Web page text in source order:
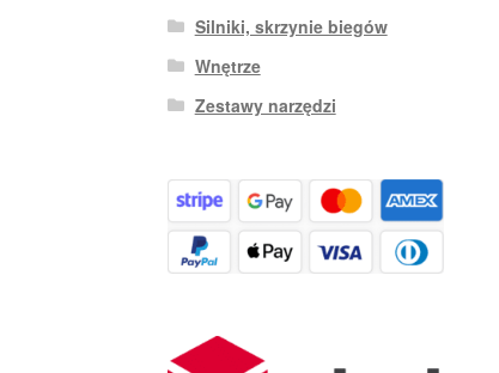
Silniki, skrzynie biegów
Wnętrze
Zestawy narzędzi